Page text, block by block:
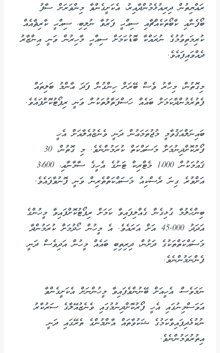
ރައްޔިތުން ދިރިއުޅެމުންދާއިރު، އެކަށީގެންވާ މިންވަރަށް ސާފު
ބޯފެނާއި ކާބޯތަކެއްޗާއި ސިއްޙީ ފަރުވާ ނުލިބި، ސިއްޙީ ކާރިޘާއެއް
ކުރިމަތިވުމުގެ ނުރައްކާ ބޮޑުކަމަށް ސިއްޙީ މާހިރުން ވަނީ އިންޒާރު
ދެއްވައިފައެވެ.
މިގޮތުން، މިހާރު ވެސް ބޭރަށް ހިންގުން ފަދަ ޢާންމު ބަލިތައް
ފެތުރެމުންދާކަމަށް ބައެއް ހަސްފަތާލުތަކުން ވަނީ ރިޕޯޓުކޮށްފައެވެ.
ބައިނަލްއަޤުވާމީ މުޖުތަމަޢުން ދަނީ ވެނެޒުއެލާއަށް އެހީ
ފޯރުކޮށްދިނުމަށް މަސައްކަތް ކުރަމުންނެވެ. މި ގޮތުން، 30
ޤައުމަކުން 1،000 މެޓްރިކް ޓަނުގެ އެހީގެ ސާމާނާއި، 3،600
އަށްވުރެ ގިނަ ރެސްކިއު މަސައްކަތްތެރިން ވަނީ ފޮނުވާފައެވެ.
ބިންހެލުމާ ގުޅިގެން ގެއްލިފައިވާ ކަމަށް ރިޕޯޓުކޮށްފައިވާ މީހުންގެ
އަދަދު 45,000 އަށް އަރައެވެ. އެ މީހުން ހޯދުމަށް ކުރަމުންދާ
މަސައްކަތްތަކުގެ ދަށުން، ދިރިތިބި ބައެއް މީހުން އަދިވެސް ދަނީ
ފެންނަމުންނެވެ.
ނަމަވެސް، އެހީއަށް ބޭނުންވެފައިވާ މީހުންނަށް އެކަށީގެންވާ
އަވަސްމިނުގައި އެހީ ފޯރުކޮށްދިނުމުގައި ވެނެޒުއޭލާގެ ސަރުކާރު
ނުކުޅެދިފައިވާކަމުގެ ޝަކުވާތައް އާންމުންގެ ތެރޭގައި ދަނީ
އިތުރުވަމުންނެވެ.